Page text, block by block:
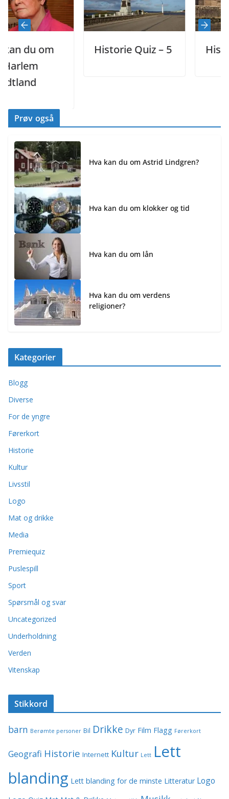
om
Historie Quiz – 5 Historie
Prøv også
Hva kan du om Astrid Lindgren?
Hva kan du om klokker og tid
Hva kan du om lån
Hva kan du om verdens
religioner?
Kategorier
Blogg
Diverse
For de yngre
Førerkort
Historie
Kultur
Livsstil
Logo
Mat og drikke
Media
Premiequiz
Puslespill
Sport
Spørsmål og svar
Uncategorized
Underholdning
Verden
Vitenskap
Stikkord
barn Berømte personer Bil Drikke Dyr Film Flagg Førerkort
Geografi Historie Internett Kultur Lett Lett
blanding Lett blanding for de minste Litteratur Logo